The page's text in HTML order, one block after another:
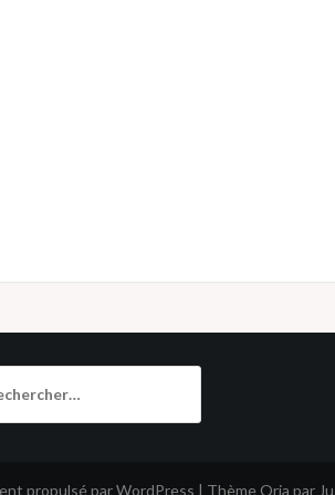
propulsé par WordPress | Thème Oria par